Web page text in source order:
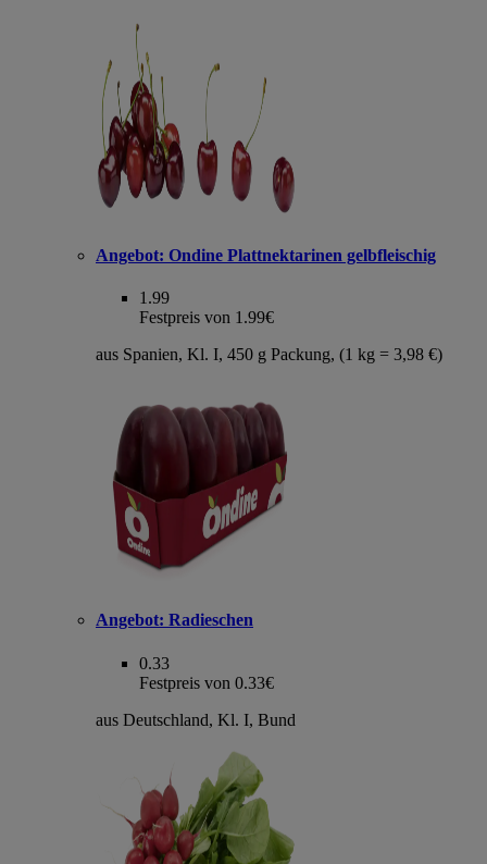
Angebot: Ondine Plattnektarinen gelbfleischig
1.99
Festpreis von 1.99€
aus Spanien, Kl. I, 450 g Packung, (1 kg = 3,98 €)
Angebot: Radieschen
0.33
Festpreis von 0.33€
aus Deutschland, Kl. I, Bund